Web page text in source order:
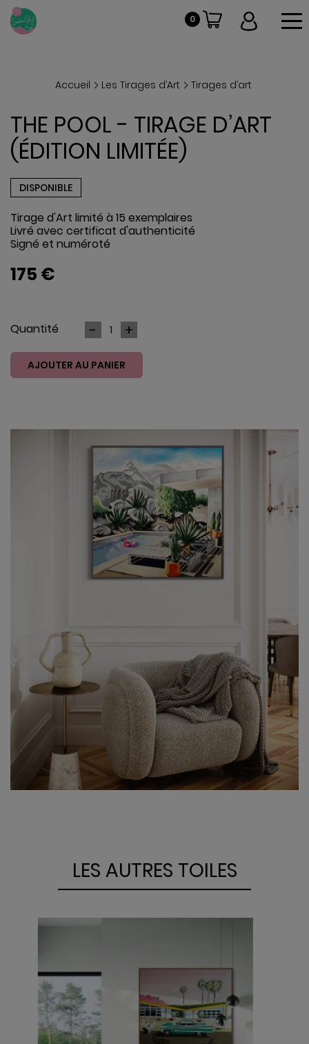
0
Accueil Les Tirages d’Art Tirages d’art
THE POOL - TIRAGE D’ART
(ÉDITION LIMITÉE)
DISPONIBLE
Tirage d'Art limité à 15 exemplaires
Livré avec certificat d'authenticité
Signé et numéroté
175 €
Quantité
AJOUTER AU PANIER
LES AUTRES TOILES